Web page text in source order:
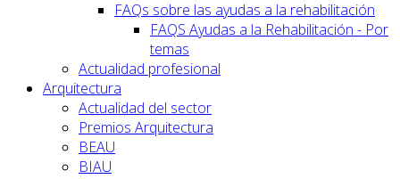
FAQs sobre las ayudas a la rehabilitación
FAQS Ayudas a la Rehabilitación - Por
temas
Actualidad profesional
Arquitectura
Actualidad del sector
Premios Arquitectura
BEAU
BIAU